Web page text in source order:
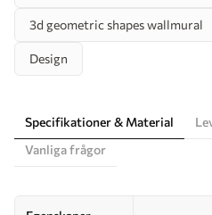
3d geometric shapes wallmural
Design
Specifikationer & Material
Vanliga frågor